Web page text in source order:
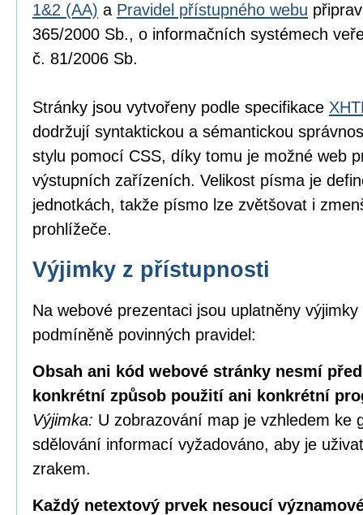
1&2 (AA) a Pravidel přístupného webu
365/2000 Sb., o informačních systémech
č. 81/2006 Sb.
Stránky jsou vytvořeny podle specifikace
dodržují syntaktickou a sémantickou
stylu pomocí CSS, díky tomu je možné web
výstupních zařízeních. Velikost písma je
jednotkách, takže písmo lze zvětšovat i
prohlížeče.
Výjimky z přístupnosti
Na webové prezentaci jsou uplatněny
podmíněně povinných pravidel:
Obsah ani kód webové stránky nesmí
konkrétní způsob použití ani konkrétní
Výjimka: U zobrazování map je vzhledem ke
sdělování informací vyžadováno, aby je
zrakem.
Každý netextový prvek nesoucí